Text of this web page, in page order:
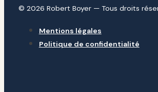
© 2026 Robert Boyer — Tous droits
Mentions légales
Politique de confidentialité